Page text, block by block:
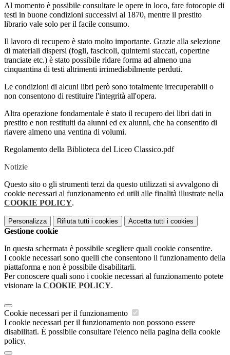
Al momento è possibile consultare le opere in loco, fare fotocopie di
testi in buone condizioni successivi al 1870, mentre il prestito
librario vale solo per il facile consumo.
Il lavoro di recupero è stato molto importante. Grazie alla selezione
di materiali dispersi (fogli, fascicoli, quinterni staccati, copertine
tranciate etc.) è stato possibile ridare forma ad almeno una
cinquantina di testi altrimenti irrimediabilmente perduti.
Le condizioni di alcuni libri però sono totalmente irrecuperabili o
non consentono di restituire l'integrità all'opera.
Altra operazione fondamentale è stato il recupero dei libri dati in
prestito e non restituiti da alunni ed ex alunni, che ha consentito di
riavere almeno una ventina di volumi.
Regolamento della Biblioteca del Liceo Classico.pdf
Notizie
Questo sito o gli strumenti terzi da questo utilizzati si avvalgono di
cookie necessari al funzionamento ed utili alle finalità illustrate nella
COOKIE POLICY.
Personalizza Rifiuta tutti i cookies Accetta tutti i cookies
Gestione cookie
In questa schermata è possibile scegliere quali cookie consentire.
I cookie necessari sono quelli che consentono il funzionamento della
piattaforma e non è possibile disabilitarli.
Per conoscere quali sono i cookie necessari al funzionamento potete
visionare la COOKIE POLICY.
Cookie necessari per il funzionamento
I cookie necessari per il funzionamento non possono essere
disabilitati. È possibile consultare l'elenco nella pagina della cookie
policy.